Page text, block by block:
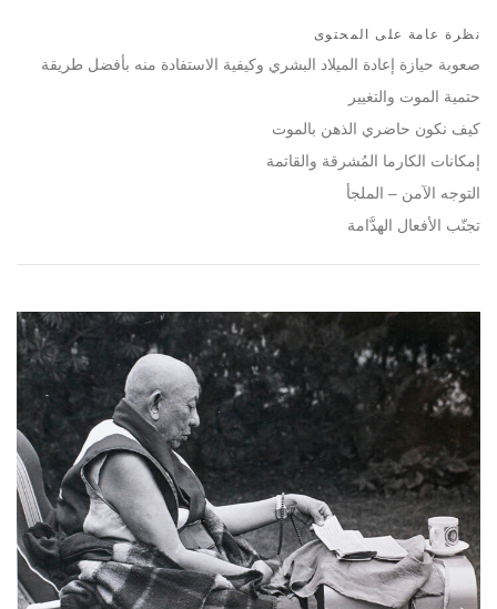
facebook
نظرة عامة على المحتوى
صعوبة حيازة إعادة الميلاد البشري وكيفية الاستفادة منه بأفضل طريقة
حتمية الموت والتغيير
كيف نكون حاضري الذهن بالموت
إمكانات الكارما المُشرقة والقاتمة
التوجه الآمن – الملجأ
تجنّب الأفعال الهدَّامة